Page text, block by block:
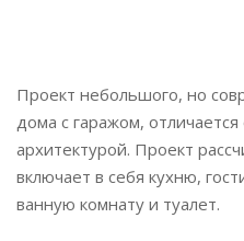
Проект небольшого, но
дома с гаражом,
архитектурой. Проект
включает в себя кухню,
ванную комнату и туалет.